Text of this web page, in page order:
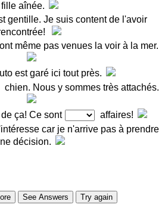
fille aînée.
gentille. Je suis content de l'avoir
même pas venues la voir à la mer.
est garé ici tout près.
chien. Nous y sommes très attachés.
ça! Ce sont
affaires!
car je n'arrive pas à prendre
décision.